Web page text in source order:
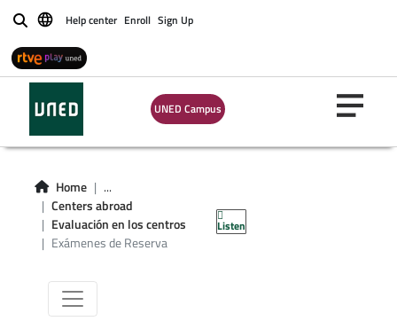
BuscarHelp center Enroll Sign Up
UNED Campus
Home
...
Centers abroad
Evaluación en los centros
Exámenes de Reserva
Listen
Exámenes de
reserva en el
extranjero